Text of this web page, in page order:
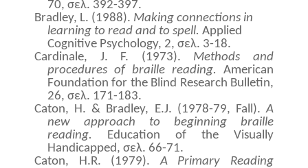
70, σελ. 392-397.
Bradley, L. (1988). Making connections in
learning to read and to spell. Applied
Cognitive Psychology, 2, σελ. 3-18.
Cardinale, J. F. (1973). Methods and
procedures of braille reading.
American
Foundation for the Blind Research Bulletin,
26, σελ. 171-183.
Caton, H. & Bradley, E.J. (1978-79, Fall).A
new approach to beginning braille
reading. Education of the Visually
Handicapped, σελ. 66-71.
Caton, H.R. (1979).A Primary Reading